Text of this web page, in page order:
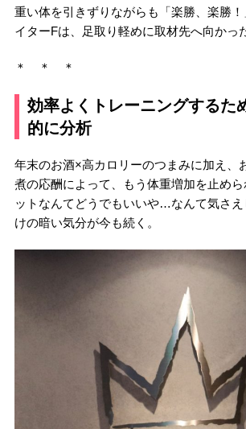
重い体を引きずりながらも「楽勝、楽勝
イターFは、足取り軽めに取材先へ向かっ
＊ ＊ ＊
効率よくトレーニングするた
的に分析
年末のお酒×高カロリーのつまみに加え、
煮の応酬によって、もう体重増加を止め
ットなんてどうでもいいや…なんて気さ
けの暗い気分が今も続く。